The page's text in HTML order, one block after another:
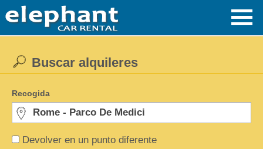
Devolver en un punto diferente
Buscar alquileres
Recogida